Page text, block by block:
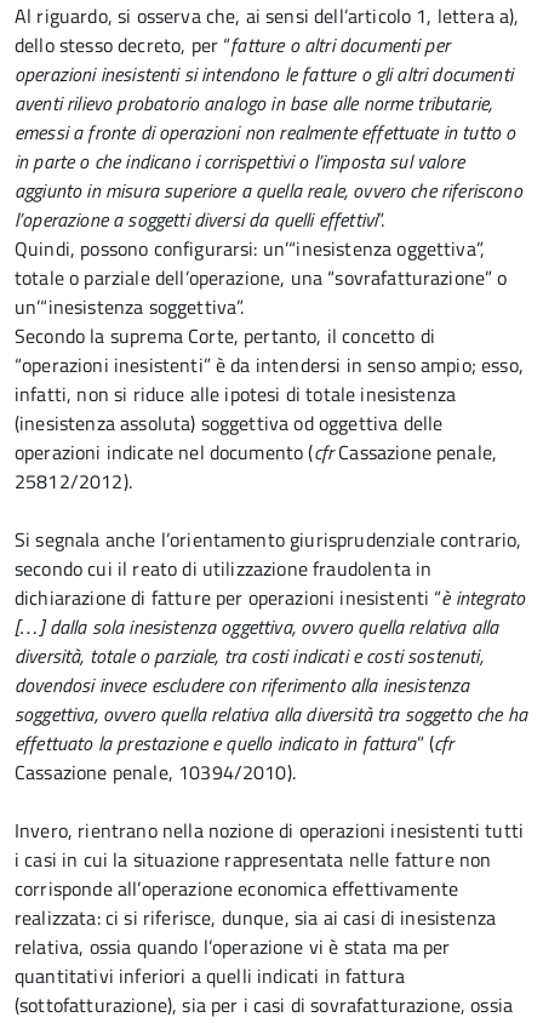
Al riguardo, si osserva che, ai sensi dell’articolo 1, lettera a),
dello stesso decreto, per “fatture o altri documenti per
operazioni inesistenti si intendono le fatture o gli altri documenti
aventi rilievo probatorio analogo in base alle norme tributarie,
emessi a fronte di operazioni non realmente effettuate in tutto o
in parte o che indicano i corrispettivi o l’imposta sul valore
aggiunto in misura superiore a quella reale, ovvero che riferiscono
l’operazione a soggetti diversi da quelli effettivi”.
Quindi, possono configurarsi: un’“inesistenza oggettiva”,
totale o parziale dell’operazione, una “sovrafatturazione” o
un’“inesistenza soggettiva”.
Secondo la suprema Corte, pertanto, il concetto di
“operazioni inesistenti” è da intendersi in senso ampio; esso,
infatti, non si riduce alle ipotesi di totale inesistenza
(inesistenza assoluta) soggettiva od oggettiva delle
operazioni indicate nel documento (cfrCassazione penale,
25812/2012).
Si segnala anche l’orientamento giurisprudenziale contrario,
secondo cui il reato di utilizzazione fraudolenta in
dichiarazione di fatture per operazioni inesistenti “è integrato
[…] dalla sola inesistenza oggettiva, ovvero quella relativa alla
diversità, totale o parziale, tra costi indicati e costi sostenuti,
dovendosi invece escludere con riferimento alla inesistenza
soggettiva, ovvero quella relativa alla diversità tra soggetto che ha
effettuato la prestazione e quello indicato in fattura” (cfr
Cassazione penale, 10394/2010).
Invero, rientrano nella nozione di operazioni inesistenti tutti
i casi in cui la situazione rappresentata nelle fatture non
corrisponde all’operazione economica effettivamente
realizzata: ci si riferisce, dunque, sia ai casi di inesistenza
relativa, ossia quando l’operazione vi è stata ma per
quantitativi inferiori a quelli indicati in fattura
(sottofatturazione), sia per i casi di sovrafatturazione, ossia